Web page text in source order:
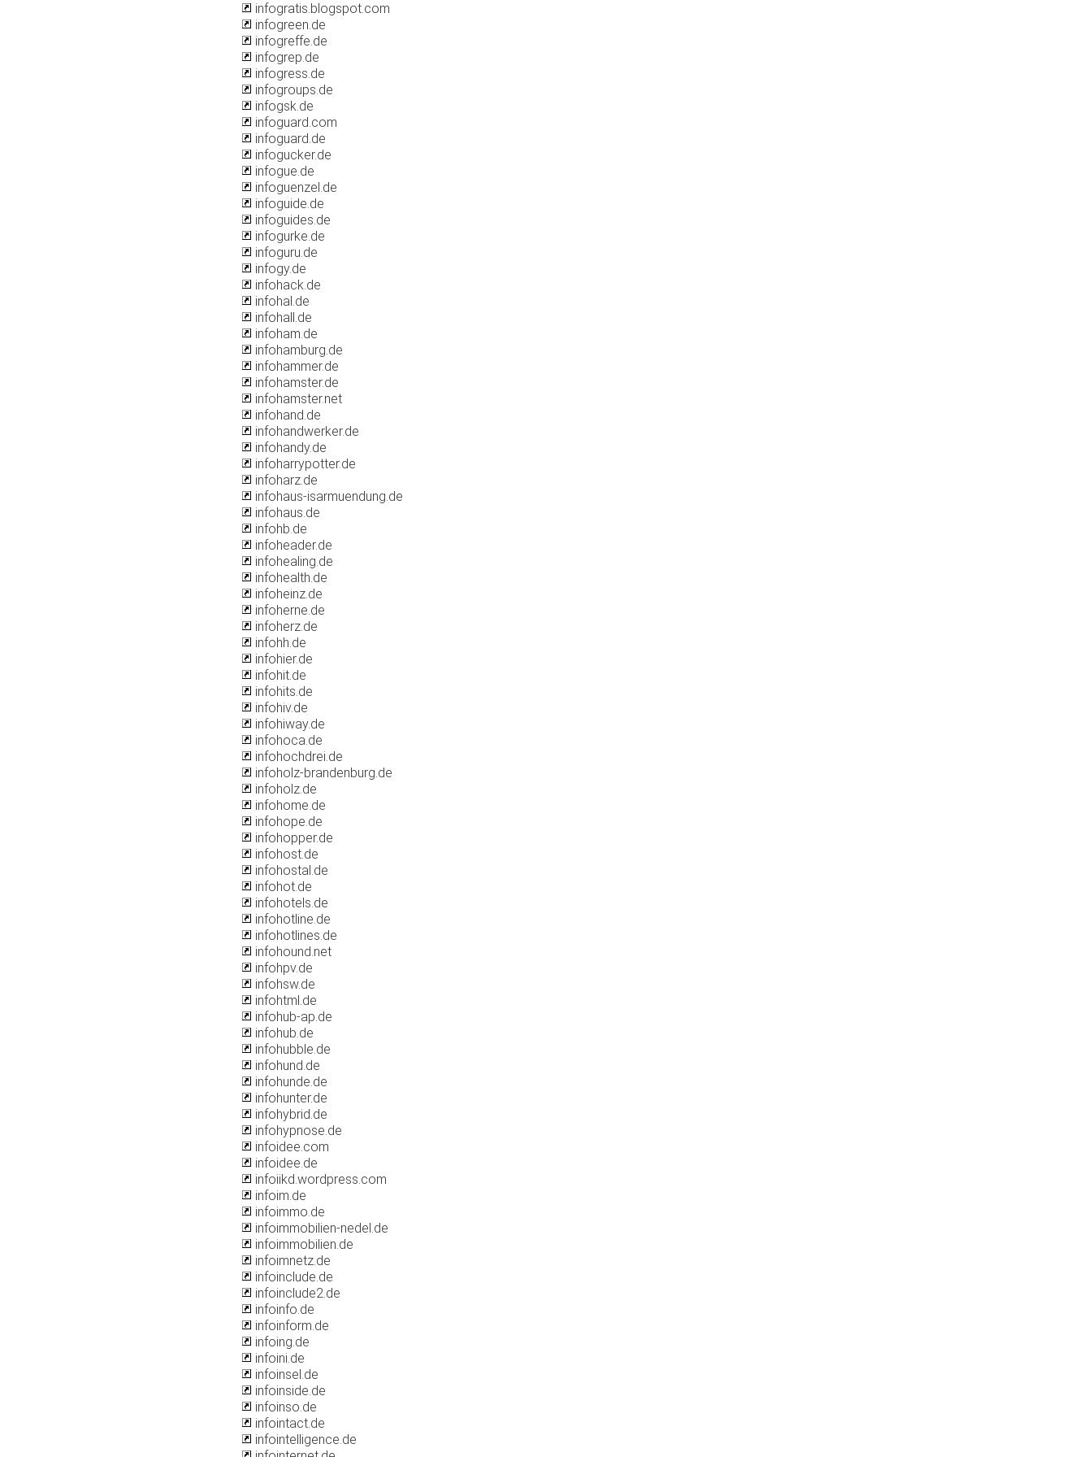
infogratis.blogspot.com
infogreen.de
infogreffe.de
infogrep.de
infogress.de
infogroups.de
infogsk.de
infoguard.com
infoguard.de
infogucker.de
infogue.de
infoguenzel.de
infoguide.de
infoguides.de
infogurke.de
infoguru.de
infogy.de
infohack.de
infohal.de
infohall.de
infoham.de
infohamburg.de
infohammer.de
infohamster.de
infohamster.net
infohand.de
infohandwerker.de
infohandy.de
infoharrypotter.de
infoharz.de
infohaus-isarmuendung.de
infohaus.de
infohb.de
infoheader.de
infohealing.de
infohealth.de
infoheinz.de
infoherne.de
infoherz.de
infohh.de
infohier.de
infohit.de
infohits.de
infohiv.de
infohiway.de
infohoca.de
infohochdrei.de
infoholz-brandenburg.de
infoholz.de
infohome.de
infohope.de
infohopper.de
infohost.de
infohostal.de
infohot.de
infohotels.de
infohotline.de
infohotlines.de
infohound.net
infohpv.de
infohsw.de
infohtml.de
infohub-ap.de
infohub.de
infohubble.de
infohund.de
infohunde.de
infohunter.de
infohybrid.de
infohypnose.de
infoidee.com
infoidee.de
infoiikd.wordpress.com
infoim.de
infoimmo.de
infoimmobilien-nedel.de
infoimmobilien.de
infoimnetz.de
infoinclude.de
infoinclude2.de
infoinfo.de
infoinform.de
infoing.de
infoini.de
infoinsel.de
infoinside.de
infoinso.de
infointact.de
infointelligence.de